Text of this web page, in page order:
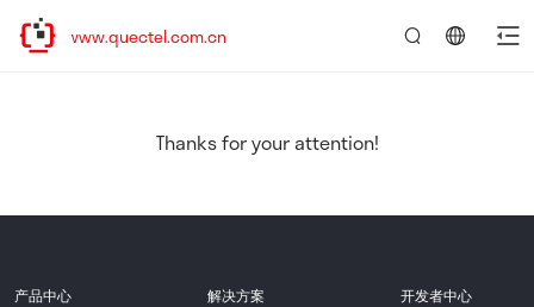
https://www.quectel.com.cn
Thanks for your attention!
产品中心 解决方案 开发者中心